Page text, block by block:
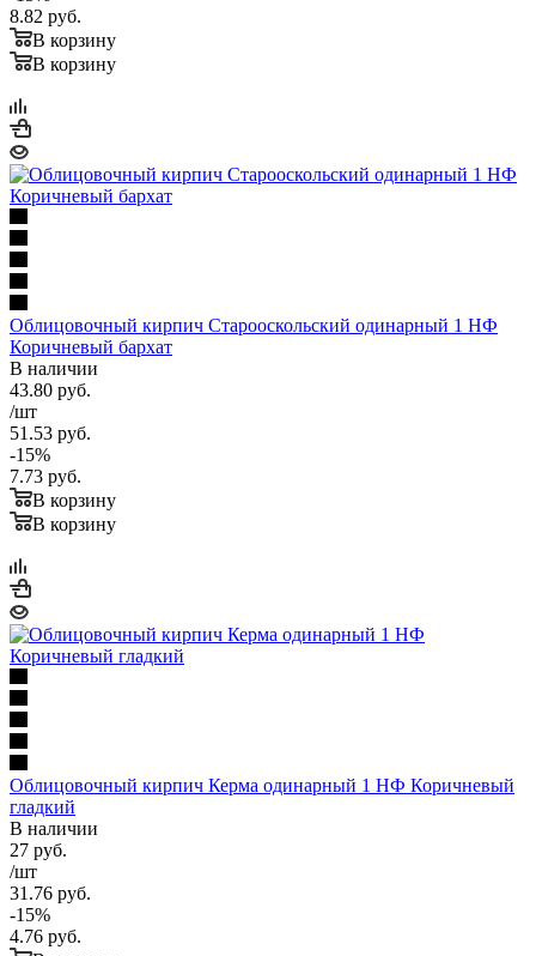
8.82 руб.
В корзину
В корзину
Облицовочный кирпич Старооскольский одинарный 1 НФ
Коричневый бархат
В наличии
43.80 руб.
/шт
51.53 руб.
-15%
7.73 руб.
В корзину
В корзину
Облицовочный кирпич Керма одинарный 1 НФ Коричневый
гладкий
В наличии
27 руб.
/шт
31.76 руб.
-15%
4.76 руб.